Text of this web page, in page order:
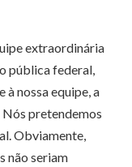
extraordinária
pública federal,
à nossa equipe, a
Nós pretendemos
Obviamente,
não seriam